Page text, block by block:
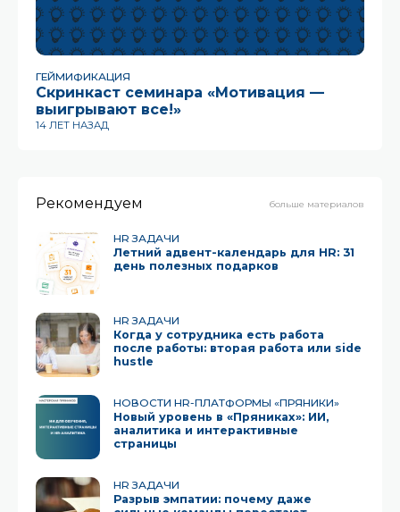
ГЕЙМИФИКАЦИЯ
Скринкаст семинара «Мотивация —
выигрывают все!»
14 ЛЕТ НАЗАД
Рекомендуем больше материалов
HR ЗАДАЧИ
Летний адвент-календарь для HR: 31
день полезных подарков
HR ЗАДАЧИ
Когда у сотрудника есть работа
после работы: вторая работа или side
hustle
НОВОСТИ HR-ПЛАТФОРМЫ «ПРЯНИКИ»
Новый уровень в «Пряниках»: ИИ,
аналитика и интерактивные
страницы
HR ЗАДАЧИ
Разрыв эмпатии: почему даже